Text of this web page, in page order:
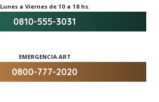
Lunes a Viernes de 10 a 18 hs.
0810-555-3031
EMERGENCIA ART
0800-777-2020